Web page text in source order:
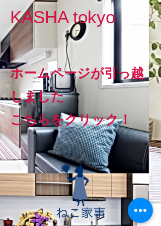
KASHA tokyo
ホームページが引っ越
しました
こちらをクリック！